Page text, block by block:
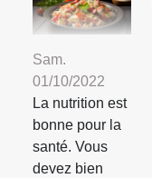
Sam.
01/10/2022
La nutrition est
bonne pour la
santé. Vous
devez bien